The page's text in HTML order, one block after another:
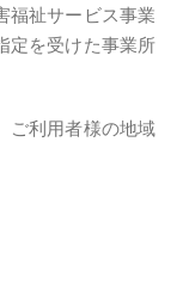
福祉サービス事業
定を受けた事業所
ご利用者様の地域